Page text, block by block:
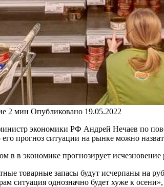
2 мин Опубликовано 19.05.2022
экономики РФ Андрей Нечаев по
его прогноз ситуации на рынке можно
в в экономике прогнозирует
товарные запасы будут исчерпаны на
ситуация однозначно будет хуже к